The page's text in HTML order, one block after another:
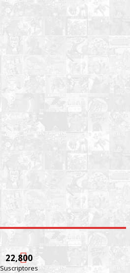
22,800
Suscriptores